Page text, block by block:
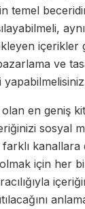
temel
içerikler
ve
en geniş
sosyal
kanallara
için her